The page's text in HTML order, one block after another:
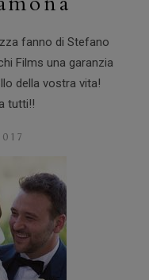
fanno di Stefano
Films una garanzia
della vostra vita!
tutti!!